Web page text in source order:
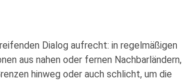
Dialog aufrecht: in regelmäßigen
aus nahen oder fernen Nachbarländern,
hinweg oder auch schlicht, um die